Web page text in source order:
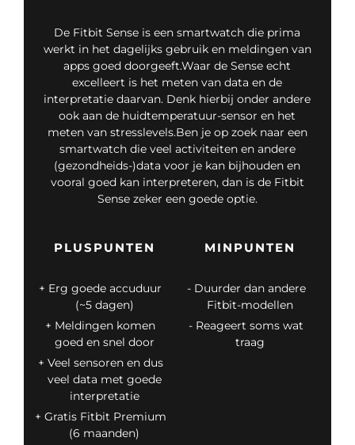
De Fitbit Sense is een smartwatch die prima
werkt in het dagelijks gebruik en meldingen van
apps goed doorgeeft.Waar de Sense echt
excelleert is het meten van data en de
interpretatie daarvan. Denk hierbij onder andere
ook aan de huidtemperatuur-sensor en het
meten van stresslevels.Ben je op zoek naar een
smartwatch die veel activiteiten en andere
(gezondheids-)data voor je kan bijhouden en
vooral goed kan interpreteren, dan is de Fitbit
Sense zeker een goede optie.
PLUSPUNTEN
Erg goede accuduur
(~5 dagen)
Meldingen komen
goed en snel door
Veel sensoren en dus
veel data met goede
interpretatie
Gratis Fitbit Premium
(6 maanden)
MINPUNTEN
Duurder dan andere
Fitbit-modellen
Reageert soms wat
traag